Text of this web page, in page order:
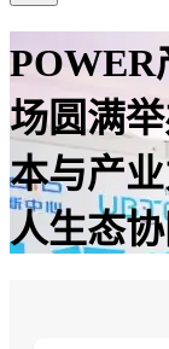
POWER
场圆满
本与产
人生态